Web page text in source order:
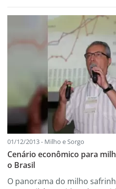
01/12/2013 - Milho e Sorgo
Cenário econômico para
o Brasil
O panorama do milho